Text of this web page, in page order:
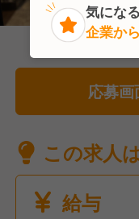
応募
この求人
給与
気にな
企業か